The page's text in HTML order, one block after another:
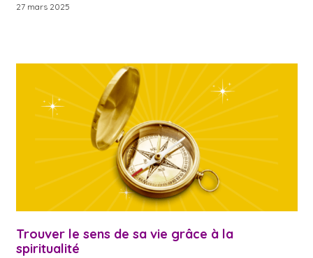
27 mars 2025
Trouver le sens de sa vie grâce à la
spiritualité